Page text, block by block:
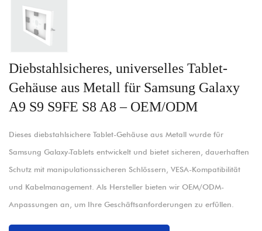
Diebstahlsicheres, universelles Tablet-
Gehäuse aus Metall für Samsung Galaxy
A9 S9 S9FE S8 A8 – OEM/ODM
Dieses diebstahlsichere Tablet-Gehäuse aus Metall wurde für
Samsung Galaxy-Tablets entwickelt und bietet sicheren, dauerhaften
Schutz mit manipulationssicheren Schlössern, VESA-Kompatibilität
und Kabelmanagement. Als Hersteller bieten wir OEM/ODM-
Anpassungen an, um Ihre Geschäftsanforderungen zu erfüllen.